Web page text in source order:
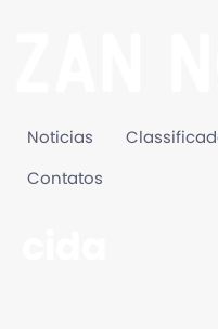
Noticias
Contatos